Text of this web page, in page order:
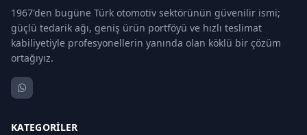
1967'den bugüne Türk otomotiv sektörünün güvenilir ismi;
güçlü tedarik ağı, geniş ürün portföyü ve hızlı teslimat
kabiliyetiyle profesyonellerin yanında olan köklü bir çözüm
ortağıyız.
KATEGORILER